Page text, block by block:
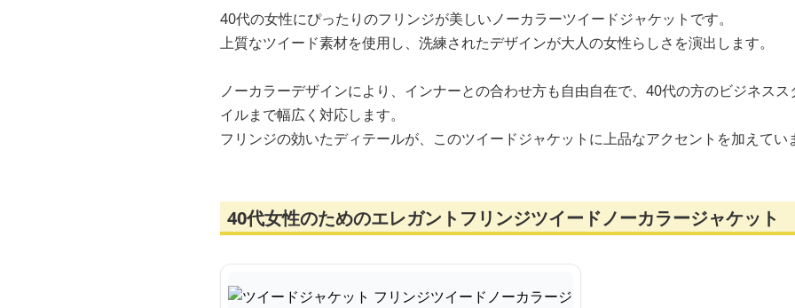
40代の女性にぴったりのフリンジが美しいノーカラーツイードジャケットです。
上質なツイード素材を使用し、洗練されたデザインが大人の女性らしさを演出します。
ノーカラーデザインにより、インナーとの合わせ方も自由自在で、40代の方のビジネス
イルまで幅広く対応します。
フリンジの効いたディテールが、このツイードジャケットに上品なアクセントを加えてい
40代女性のためのエレガントフリンジツイードノーカラージャケット